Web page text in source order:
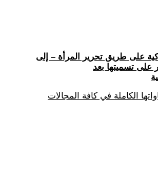
على طريق تحرير المرأة – إلى
على تسميتها بعد
الكاملة في كافة المجالات